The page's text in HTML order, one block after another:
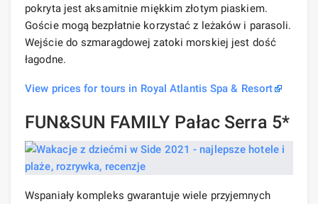
pokryta jest aksamitnie miękkim złotym piaskiem.
Goście mogą bezpłatnie korzystać z leżaków i parasoli.
Wejście do szmaragdowej zatoki morskiej jest dość
łagodne.
View prices for tours in Royal Atlantis Spa & Resort
FUN&SUN FAMILY Pałac Serra 5*
Wspaniały kompleks gwarantuje wiele przyjemnych